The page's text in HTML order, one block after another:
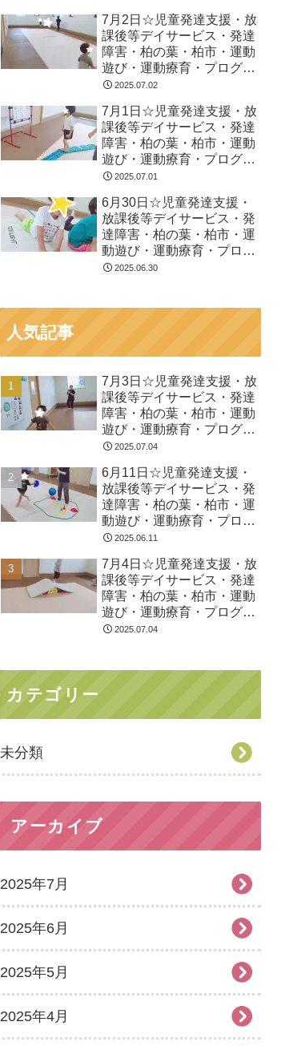
7月2日☆児童発達支援・放
課後等デイサービス・発達
障害・柏の葉・柏市・運動
遊び・運動療育・プログラ
ム・楽しい療育
2025.07.02
7月1日☆児童発達支援・放
課後等デイサービス・発達
障害・柏の葉・柏市・運動
遊び・運動療育・プログラ
ム・楽しい療育
2025.07.01
6月30日☆児童発達支援・
放課後等デイサービス・発
達障害・柏の葉・柏市・運
動遊び・運動療育・プログ
ラム・楽しい療育
2025.06.30
人気記事
7月3日☆児童発達支援・放
課後等デイサービス・発達
障害・柏の葉・柏市・運動
遊び・運動療育・プログラ
ム・楽しい療育
2025.07.04
6月11日☆児童発達支援・
放課後等デイサービス・発
達障害・柏の葉・柏市・運
動遊び・運動療育・プログ
ラム・楽しい療育
2025.06.11
7月4日☆児童発達支援・放
課後等デイサービス・発達
障害・柏の葉・柏市・運動
遊び・運動療育・プログラ
ム・楽しい療育
2025.07.04
カテゴリー
未分類
アーカイブ
2025年7月
2025年6月
2025年5月
2025年4月